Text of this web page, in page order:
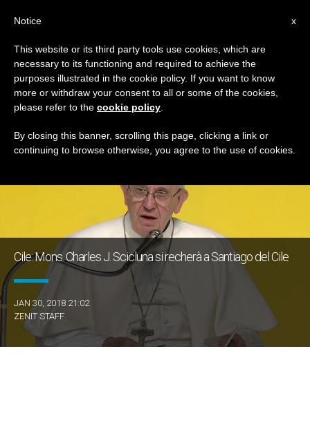
GIORNO
Gennaio 30th, 2018
ULTIME NOTIZIE
Cile: Mons. Charles J. Scicluna si recherà a Santiago del Cile
JAN 30, 2018 21:02
ZENIT STAFF
x
Notice
This website or its third party tools use cookies, which are
necessary to its functioning and required to achieve the
purposes illustrated in the cookie policy. If you want to know
more or withdraw your consent to all or some of the cookies,
please refer to the cookie policy
By closing this banner, scrolling this page, clicking a link or
continuing to browse otherwise, you agree to the use of cookies.